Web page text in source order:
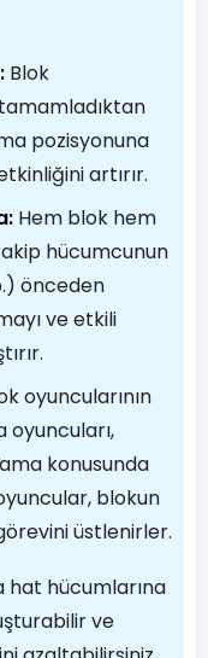
Blok
pozisyonuna
artırır.
Hem blok hem
hücumcunun
önceden
ve etkili
oyuncularının
oyuncuları,
konusunda
blokun
üstlenirler.
hat hücumlarına
ve